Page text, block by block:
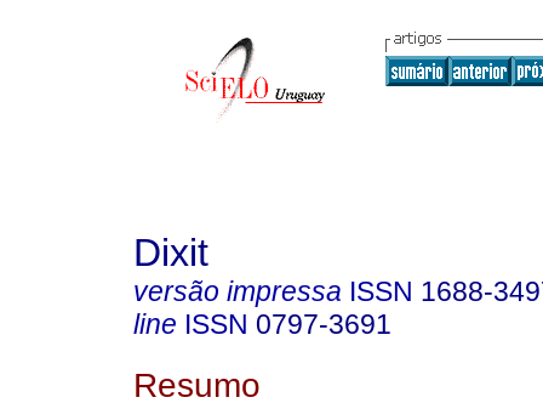
Dixit
versão impressa ISSN 1688-
line ISSN 0797-3691
Resumo